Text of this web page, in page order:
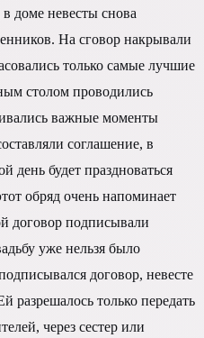
доме невесты снова
На сговор накрывали
только самые лучшие
столом проводились
важные моменты
соглашение, в
день будет праздноваться
обряд очень напоминает
договор подписывали
уже нельзя было
договор, невесте
разрешалось только передать
через сестер или